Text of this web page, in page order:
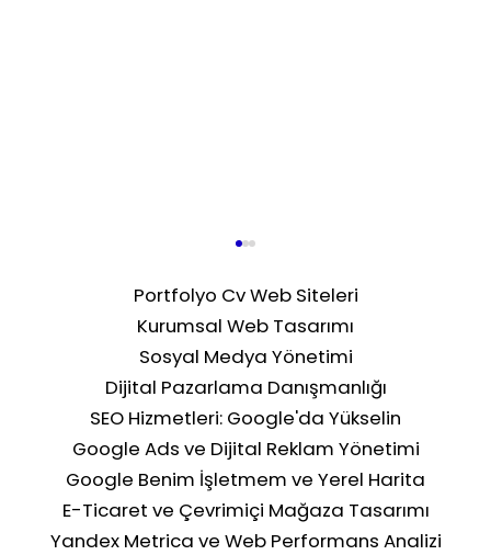
Rakip Analizi ile Pazardaki
Konumunuzu Belirleyin
Portfolyo Cv Web Siteleri
Kurumsal Web Tasarımı
Sosyal Medya Yönetimi
Dijital Pazarlama Danışmanlığı
SEO Hizmetleri: Google'da Yükselin
Google Ads ve Dijital Reklam Yönetimi
Google Benim İşletmem ve Yerel Harita
E-Ticaret ve Çevrimiçi Mağaza Tasarımı
Yandex Metrica ve Web Performans Analizi